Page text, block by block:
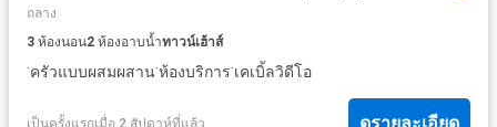
ถลาง
3 ห้องนอน2 ห้องอาบน้ำทาวน์เฮ้าส์
·ครัวแบบผสมผสาน·ห้องบริการ·เคเบิ้ลวิดีโอ
เป็นครั้งแรกเมื่อ 2 สัปดาห์ที่แล้ว